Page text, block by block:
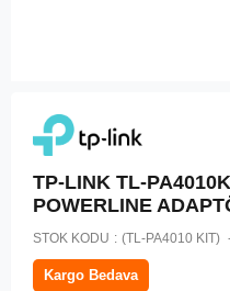
TP-LINK TL-
POWERLINE
STOK KODU (TL-PA4010 KIT)
Kargo Bedava